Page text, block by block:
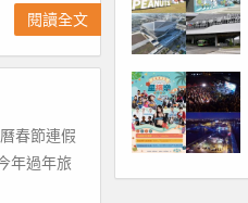
閱讀全文
春節連假
年過年旅